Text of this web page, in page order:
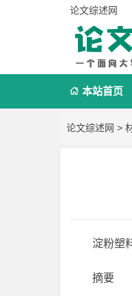
论文综述网
 本站首页
论文综述网 >
淀粉塑
摘要